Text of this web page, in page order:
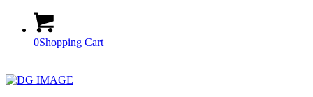
0Shopping Cart